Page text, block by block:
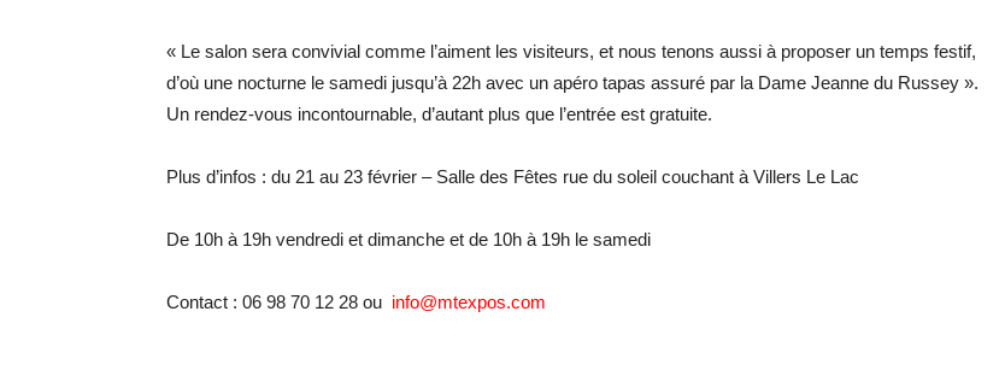
« Le salon sera convivial comme l’aiment les visiteurs, et nous tenons aussi à proposer un temps festif,
d’où une nocturne le samedi jusqu’à 22h avec un apéro tapas assuré par la Dame Jeanne du Russey ».
Un rendez-vous incontournable, d’autant plus que l’entrée est gratuite.
Plus d’infos : du 21 au 23 février – Salle des Fêtes rue du soleil couchant à Villers Le Lac
De 10h à 19h vendredi et dimanche et de 10h à 19h le samedi
Contact : 06 98 70 12 28 ou info@mtexpos.com